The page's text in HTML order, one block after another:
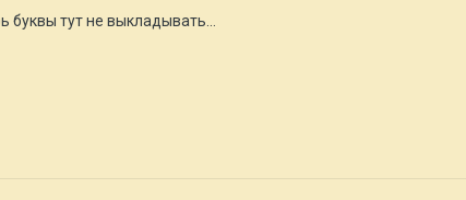
буквы тут не выкладывать...